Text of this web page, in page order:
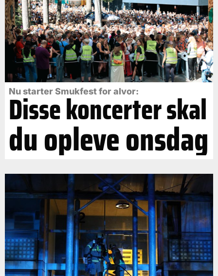
Nu starter Smukfest for alvor:
Disse koncerter skal
du opleve onsdag